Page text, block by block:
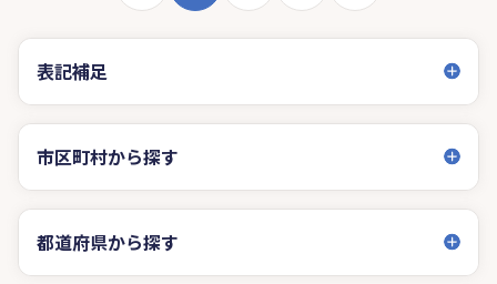
表記補足
市区町村から探す
都道府県から探す